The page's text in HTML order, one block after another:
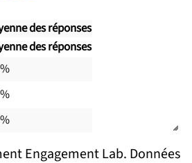
des réponses
des réponses
Engagement Lab. Données